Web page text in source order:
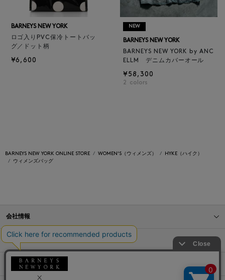
BARNEYS NEW YORK
ロゴ入りPVC保冷トートバッ
グ／ドット柄
¥6,600
NEW
BARNEYS NEW YORK
BARNEYS NEW YORK by ANC
ELLM デニムカバーオール
¥58,300
2 colors
BARNEYS NEW YORK ONLINE STORE WOMEN'S（ウィメンズ）
HYKE（ハイク）
ウィメンズバッグ
会社情報
オンラインストアショッピングガイド
店舗情報